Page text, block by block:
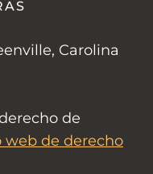
Carolina
de
web de derecho